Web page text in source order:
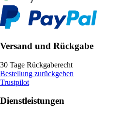
Versand und Rückgabe
30 Tage Rückgaberecht
Bestellung zurückgeben
Trustpilot
Dienstleistungen